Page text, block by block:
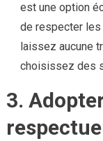
est une option
de respecter les
laissez aucune
choisissez des
3.